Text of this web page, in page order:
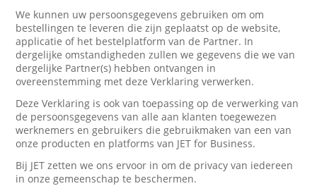
We kunnen uw persoonsgegevens gebruiken om om
bestellingen te leveren die zijn geplaatst op de website,
applicatie of het bestelplatform van de Partner. In
dergelijke omstandigheden zullen we gegevens die we van
dergelijke Partner(s) hebben ontvangen in
overeenstemming met deze Verklaring verwerken.
Deze Verklaring is ook van toepassing op de verwerking van
de persoonsgegevens van alle aan klanten toegewezen
werknemers en gebruikers die gebruikmaken van een van
onze producten en platforms van JET for Business.
Bij JET zetten we ons ervoor in om de privacy van iedereen
in onze gemeenschap te beschermen.